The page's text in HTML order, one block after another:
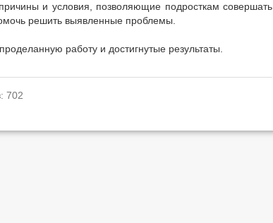
и условия, позволяющие подросткам совершать
решить выявленные проблемы.
работу и достигнутые результаты.
702